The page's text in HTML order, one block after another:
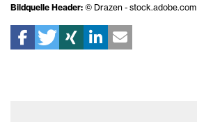
Bildquelle Header: © Drazen - stock.adobe.com